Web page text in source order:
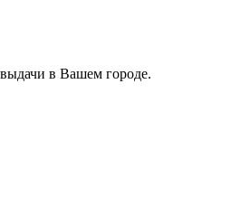
в Вашем городе.